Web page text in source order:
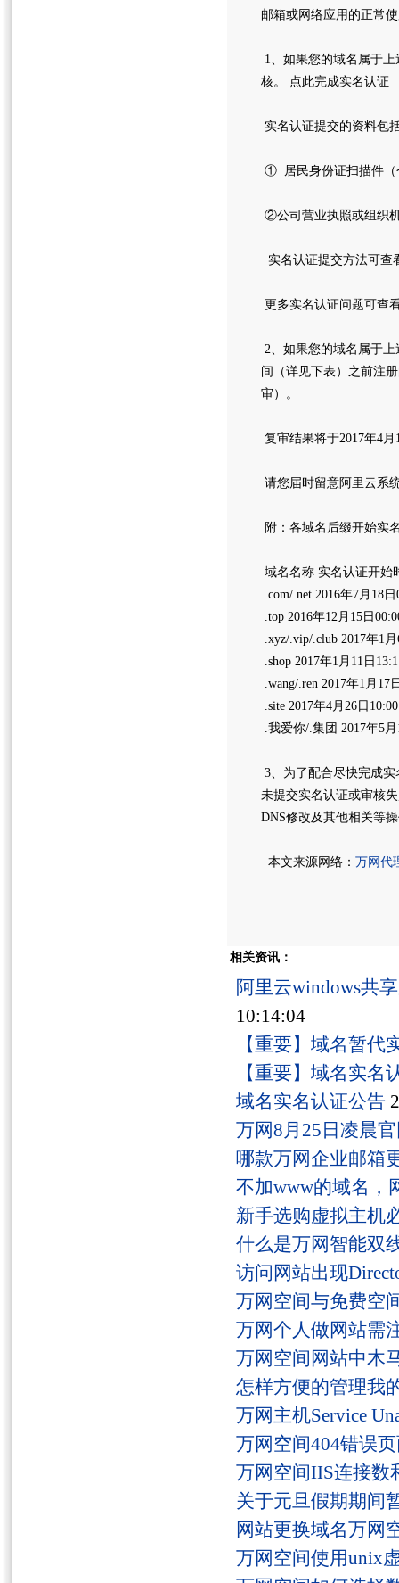
邮箱或网络应用的正常
1、如果您的域名属于
核。 点此完成实名认证
实名认证提交的资料包
① 居民身份证扫描件（
②公司营业执照或组织
实名认证提交方法可查
更多实名认证问题可查
2、如果您的域名属于
间（详见下表）之前注
审）。
复审结果将于2017年4
请您届时留意阿里云系
附：各域名后缀开始实
域名名称 实名认证开始
.com/.net 2016年7月18日
.top 2016年12月15日
.xyz/.vip/.club 2017年1
.shop 2017年1月11日
.wang/.ren 2017年1月17
.site 2017年4月26日10:00
.我爱你/.集团 2017年5月
3、为了配合尽快完成
未提交实名认证或审核
DNS修改及其他相关等
本文来源网络： 万网代
相关资讯：
阿里云windows共
10:14:04
【重要】域名暂代
【重要】域名实名
域名实名认证公告
万网8月25日凌晨
哪款万网企业邮箱
不加www的域名，
新手选购虚拟主机
什么是万网智能双
访问网站出现
万网空间与免费空
万网个人做网站需
万网空间网站中木
怎样方便的管理我
万网主机Service
万网空间404错误
万网空间IIS连接数
关于元旦假期期间
网站更换域名万网
万网空间使用unix